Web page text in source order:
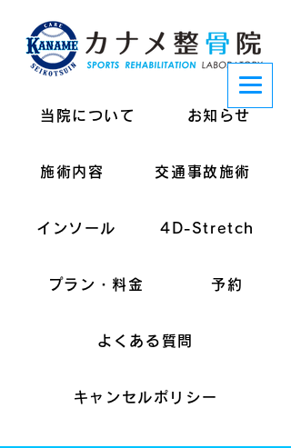
当院について お知らせ
施術内容 交通事故施術
インソール 4D-Stretch
プラン・料金 予約
よくある質問
キャンセルポリシー